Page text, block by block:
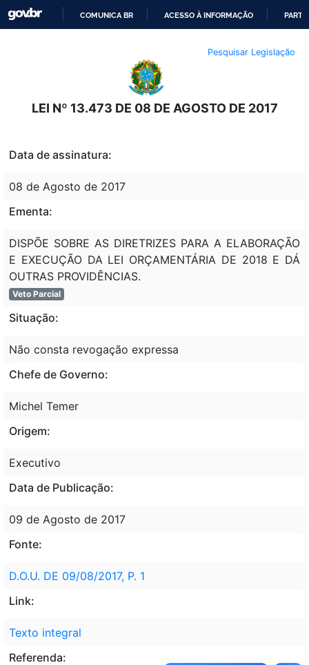
O
CONTEÚDO
COMUNICA BR ACESSO À INFORMAÇÃO
Pesquisar Legislação
LEI Nº 13.473 DE 08 DE AGOSTO DE 2017
Data de assinatura:
08 de Agosto de 2017
Ementa:
DISPÕE SOBRE AS DIRETRIZES PARA A ELABORAÇÃO
E EXECUÇÃO DA LEI ORÇAMENTÁRIA DE 2018 E DÁ
OUTRAS PROVIDÊNCIAS.
Veto Parcial
Situação:
Não consta revogação expressa
Chefe de Governo:
Michel Temer
Origem:
Executivo
Data de Publicação:
09 de Agosto de 2017
Fonte:
D.O.U. DE 09/08/2017, P. 1
Link:
Texto integral
Referenda: